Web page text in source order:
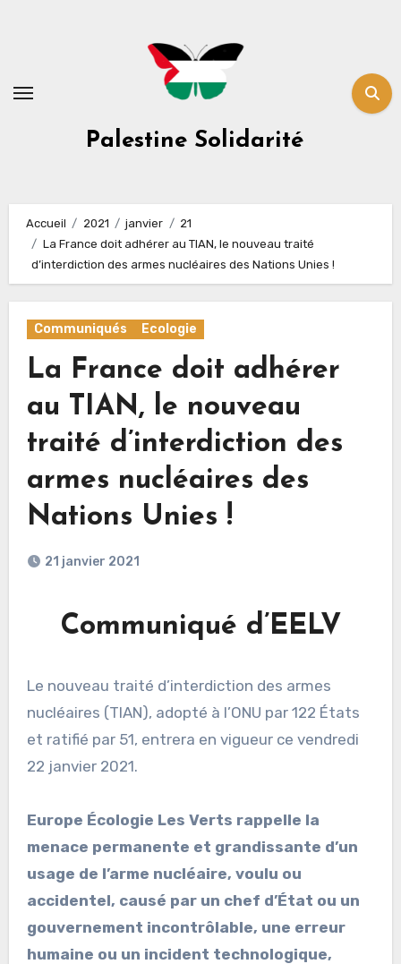
Palestine Solidarité
Accueil 2021 janvier
21
La France doit adhérer au TIAN, le nouveau traité
d’interdiction des armes nucléaires des Nations Unies !
Communiqués Ecologie
La France doit adhérer
au TIAN, le nouveau
traité d’interdiction des
armes nucléaires des
Nations Unies !
21 janvier 2021
Communiqué d’EELV
Le nouveau traité d’interdiction des armes
nucléaires (TIAN), adopté à l’ONU par 122 États
et ratifié par 51, entrera en vigueur ce vendredi
22 janvier 2021.
Europe Écologie Les Verts rappelle la
menace permanente et grandissante d’un
usage de l’arme nucléaire, voulu ou
accidentel, causé par un chef d’État ou un
gouvernement incontrôlable, une erreur
humaine ou un incident technologique,